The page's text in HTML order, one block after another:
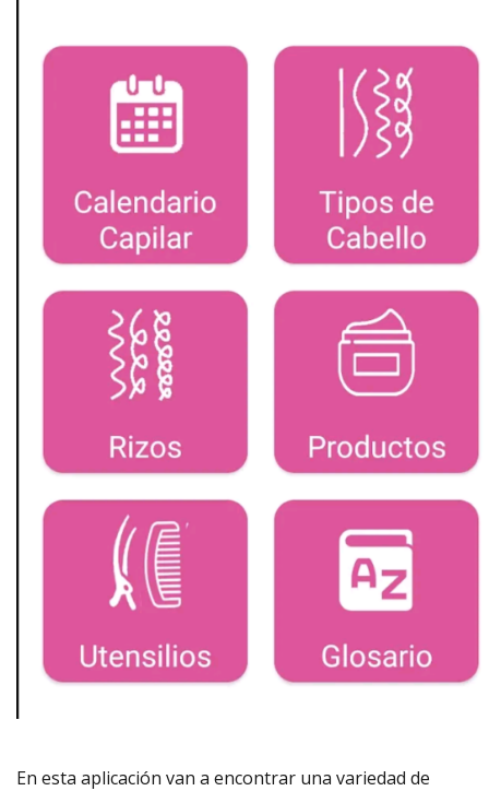
En esta aplicación van a encontrar una variedad de